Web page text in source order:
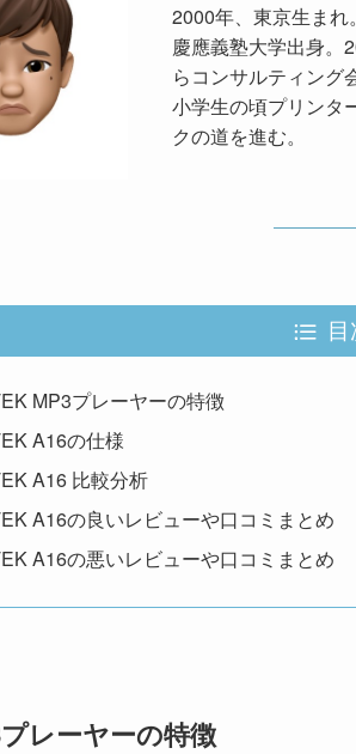
2000年、東京生まれ。
慶應義塾大学出身。
らコンサルティング
小学生の頃プリンタ
クの道を進む。
目
MP3プレーヤーの特徴
A16の仕様
A16 比較分析
A16の良いレビューや口コミまとめ
A16の悪いレビューや口コミまとめ
レーヤーの特徴